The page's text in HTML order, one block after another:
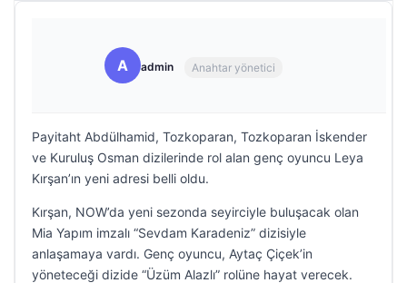
A admin Anahtar yönetici
Payitaht Abdülhamid, Tozkoparan, Tozkoparan İskender
ve Kuruluş Osman dizilerinde rol alan genç oyuncu Leya
Kırşan’ın yeni adresi belli oldu.
Kırşan, NOW’da yeni sezonda seyirciyle buluşacak olan
Mia Yapım imzalı “Sevdam Karadeniz” dizisiyle
anlaşamaya vardı. Genç oyuncu, Aytaç Çiçek’in
yöneteceği dizide “Üzüm Alazlı” rolüne hayat verecek.